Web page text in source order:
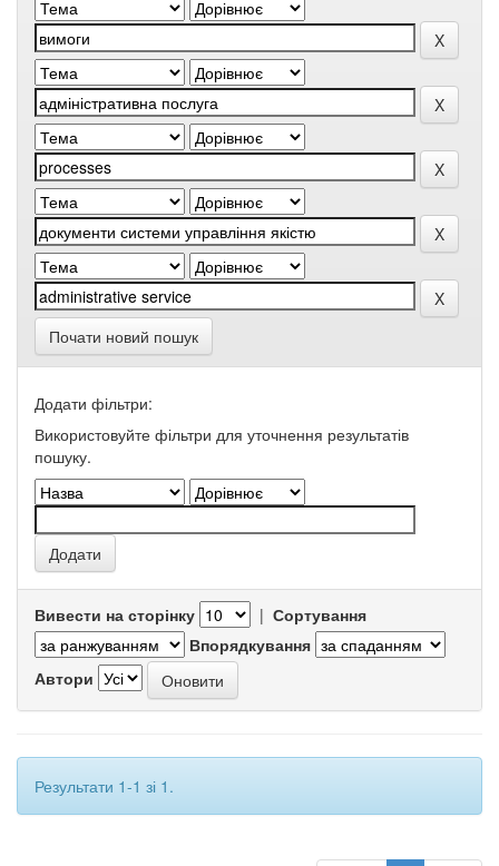
Почати новий пошук
Додати фільтри:
Використовуйте фільтри для уточнення результатів
пошуку.
Вивести на сторінку | Сортування
Впорядкування
Автори
Результати 1-1 зі 1.